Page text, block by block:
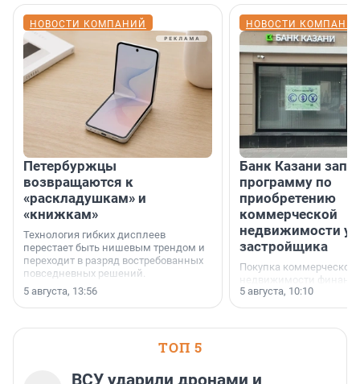
НОВОСТИ КОМПАНИЙ
Петербуржцы
возвращаются к
«раскладушкам» и
«книжкам»
Технология гибких дисплеев
перестает быть нишевым трендом и
переходит в разряд востребованных
повседневных решений.
5 августа, 13:56
НОВОСТИ
Банк Казани
программу по
приобретению
коммерческой
недвижимости у
застройщика
Покупка коммерческой
недвижимости
инструмент,
предпринимателей.
или готовый арендный
5 августа, 10:10
ТОП 5
ВСУ ударили дронами и